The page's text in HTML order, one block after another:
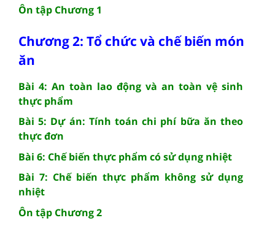
Ôn tập Chương 1
Chương 2: Tổ chức và chế biến món
ăn
Bài 4: An toàn lao động và an toàn vệ sinh
thực phẩm
Bài 5: Dự án: Tính toán chi phí bữa ăn theo
thực đơn
Bài 6: Chế biến thực phẩm có sử dụng nhiệt
Bài 7: Chế biến thực phẩm không sử dụng
nhiệt
Ôn tập Chương 2